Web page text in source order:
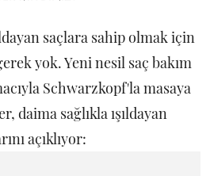
saçlara sahip olmak için
yok. Yeni nesil saç bakım
Schwarzkopf'la masaya
daima sağlıkla ışıldayan
açıklıyor: